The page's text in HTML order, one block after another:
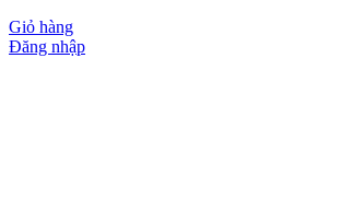
Giỏ hàng
Đăng nhập